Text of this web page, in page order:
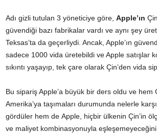
Adı gizli tutulan 3 yöneticiye göre, Apple’ın
güvendiği bazı fabrikalar vardı ve aynı şey
Teksas’ta da geçerliydi. Ancak, Apple’ın
sadece 1000 vida üretebildi ve Apple satışlar
sıkıntı yaşayıp, tek çare olarak Çin’den vida
Bu sipariş Apple’a büyük bir ders oldu ve hem
Amerika’ya taşımaları durumunda nelerle
gördüler hem de Apple, hiçbir ülkenin Çin’in
ve maliyet kombinasyonuyla eşleşemeyeceğini